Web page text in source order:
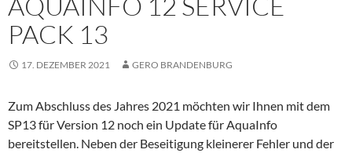
PACK 13
17. DEZEMBER 2021 GERO BRANDENBURG
Zum Abschluss des Jahres 2021 möchten wir Ihnen mit dem
SP13 für Version 12 noch ein Update für AquaInfo
bereitstellen. Neben der Beseitigung kleinerer Fehler und der